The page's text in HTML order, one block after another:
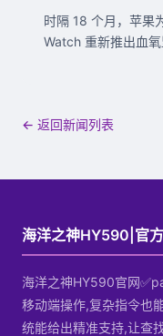
时隔 18 个月，苹果
Watch 重新推出血
← 返回新闻列表
海洋之神HY590|官
海洋之神HY590官网
移动端操作,复杂指令也
统能给出精准支持,让查